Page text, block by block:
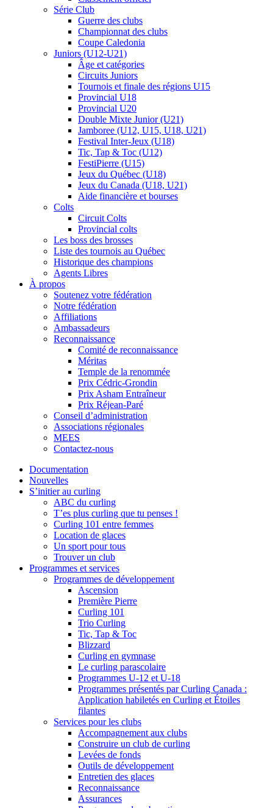
Série Club
Guerre des clubs
Championnat des clubs
Coupe Caledonia
Juniors (U12-U21)
Âge et catégories
Circuits Juniors
Tournois et finale des régions U15
Provincial U18
Provincial U20
Double Mixte Junior (U21)
Jamboree (U12, U15, U18, U21)
Festival Inter-Jeux (U18)
Tic, Tap & Toc (U12)
FestiPierre (U15)
Jeux du Québec (U18)
Jeux du Canada (U18, U21)
Aide financière et bourses
Colts
Circuit Colts
Provincial colts
Les boss des brosses
Liste des tournois au Québec
Historique des champions
Agents Libres
À propos
Soutenez votre fédération
Notre fédération
Affiliations
Ambassadeurs
Reconnaissance
Comité de reconnaissance
Méritas
Temple de la renommée
Prix Cédric-Grondin
Prix Asham Entraîneur
Prix Réjean-Paré
Conseil d’administration
Associations régionales
MEES
Contactez-nous
Documentation
Nouvelles
S’initier au curling
ABC du curling
T’es plus curling que tu penses !
Curling 101 entre femmes
Location de glaces
Un sport pour tous
Trouver un club
Programmes et services
Programmes de développement
Ascension
Première Pierre
Curling 101
Trio Curling
Tic, Tap & Toc
Blizzard
Curling en gymnase
Le curling parascolaire
Programmes U-12 et U-18
Programmes présentés par Curling Canada :
Application habiletés en Curling et Étoiles
filantes
Services pour les clubs
Accompagnement aux clubs
Construire un club de curling
Levées de fonds
Outils de développement
Entretien des glaces
Reconnaissance
Assurances